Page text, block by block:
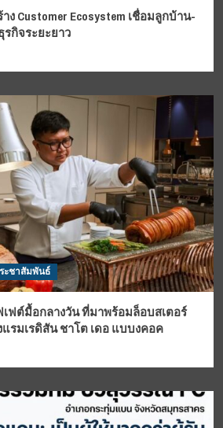
ร้าง Customer Ecosystem เชื่อมลูกบ้าน-
กิจระยะยาว
ะชาสัมพันธ์
ฟต์มื้อกลางวัน ที่มาพร้อมล็อบสเตอร์
รมเรดิสัน ชาโต เดอ แบบงคอค